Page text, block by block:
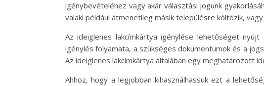
igénybevételéhez vagy akár választási jogunk
valaki például átmenetileg másik településre költözik,
Az ideiglenes lakcímkártya igénylése lehetőséget
igénylés folyamata, a szükséges dokumentumok és a
Az ideiglenes lakcímkártya általában egy meghatározott
Ahhoz, hogy a legjobban kihasználhassuk ezt a